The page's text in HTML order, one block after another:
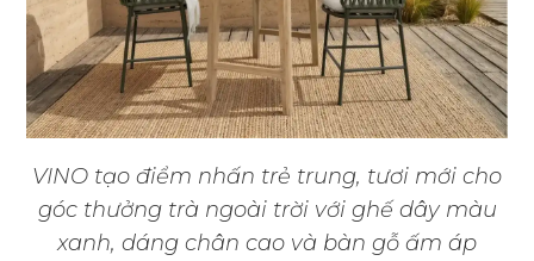
VINO tạo điểm nhấn trẻ trung, tươi mới cho
góc thưởng trà ngoài trời với ghế dây màu
xanh, dáng chân cao và bàn gỗ ấm áp